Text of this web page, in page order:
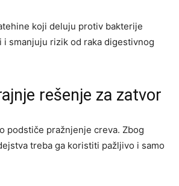
koji deluju protiv bakterije
i smanjuju rizik od raka digestivnog
rešenje za zatvor
podstiče pražnjenje creva. Zbog
treba ga koristiti pažljivo i samo